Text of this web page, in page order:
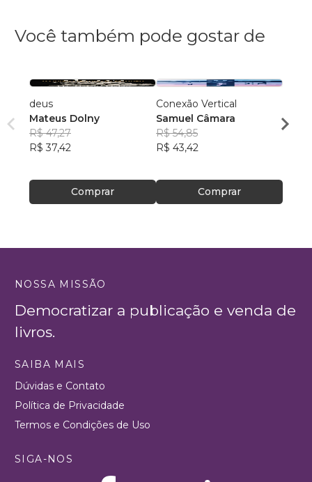
Você também pode gostar de
deus
Mateus Dolny
R$ 47,27
R$ 37,42
Comprar
Conexão Vertical
Samuel Câmara
R$ 54,85
R$ 43,42
Comprar
NOSSA MISSÃO
Democratizar a publicação e venda de
livros.
SAIBA MAIS
Dúvidas e Contato
Política de Privacidade
Termos e Condições de Uso
SIGA-NOS